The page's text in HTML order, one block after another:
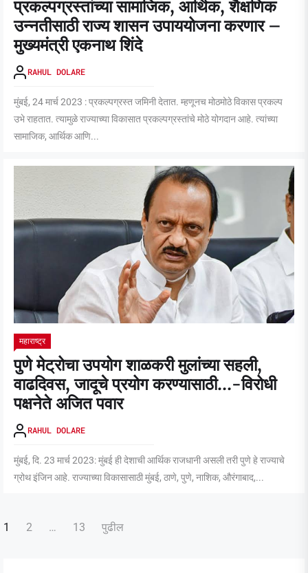
प्रकल्पग्रस्तांच्या सामाजिक, आर्थिक, शैक्षणिक
उन्नतीसाठी राज्य शासन उपाययोजना करणार –
मुख्यमंत्री एकनाथ शिंदे
RAHUL DOLARE
मुंबई, 24 मार्च 2023 : प्रकल्पग्रस्त जमिनी देतात. म्हणूनच मोठमोठे विकास प्रकल्प
उभे राहतात. त्यामुळे राज्याच्या विकासात प्रकल्पग्रस्तांचे मोठे योगदान आहे. त्यांच्या
सामाजिक, आर्थिक आणि...
महाराष्ट्र
पुणे मेट्रोचा उपयोग शाळकरी मुलांच्या सहली,
वाढदिवस, जादूचे प्रयोग करण्यासाठी…-विरोधी
पक्षनेते अजित पवार
RAHUL DOLARE
मुंबई, दि. 23 मार्च 2023: मुंबई ही देशाची आर्थिक राजधानी असली तरी पुणे हे राज्याचे
ग्रोथ इंजिन आहे. राज्याच्या विकासासाठी मुंबई, ठाणे, पुणे, नाशिक, औरंगाबाद,...
पोस्ट्स
1 2 … 13 पुढील